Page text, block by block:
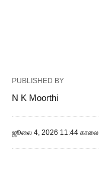
PUBLISHED BY
N K Moorthi
ஜூலை 4, 2026 11:44 காலை